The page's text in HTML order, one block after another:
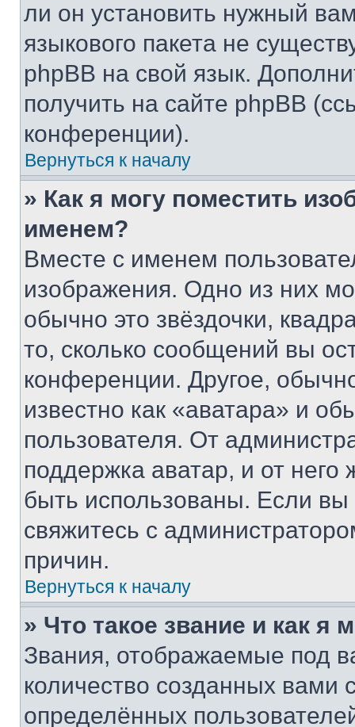
ли он установить нужный
языкового пакета не
phpBB на свой язык.
получить на сайте phpBB
конференции).
Вернуться к началу
» Как я могу поместить
именем?
Вместе с именем
изображения. Одно из них
обычно это звёздочки,
то, сколько сообщений вы
конференции. Другое,
известно как «аватара» и
пользователя. От
поддержка аватар, и от него
быть использованы. Если
свяжитесь с
причин.
Вернуться к началу
» Что такое звание и как я
Звания, отображаемые под
количество созданных
определённых